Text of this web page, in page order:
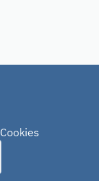
Cookies